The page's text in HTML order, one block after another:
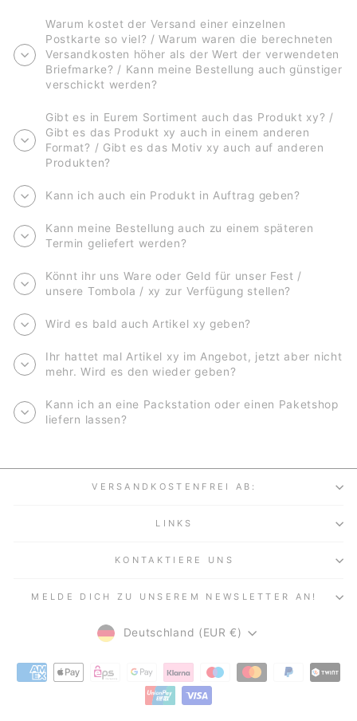
Warum kostet der Versand einer einzelnen
Postkarte so viel? / Warum waren die berechneten
Versandkosten höher als der Wert der verwendeten
Briefmarke? / Kann meine Bestellung auch günstiger
verschickt werden?
Gibt es in Eurem Sortiment auch das Produkt xy? /
Gibt es das Produkt xy auch in einem anderen
Format? / Gibt es das Motiv xy auch auf anderen
Produkten?
Kann ich auch ein Produkt in Auftrag geben?
Kann meine Bestellung auch zu einem späteren
Termin geliefert werden?
Könnt ihr uns Ware oder Geld für unser Fest /
unsere Tombola / xy zur Verfügung stellen?
Wird es bald auch Artikel xy geben?
Ihr hattet mal Artikel xy im Angebot, jetzt aber nicht
mehr. Wird es den wieder geben?
Kann ich an eine Packstation oder einen Paketshop
liefern lassen?
VERSANDKOSTENFREI AB:
LINKS
KONTAKTIERE UNS
MELDE DICH ZU UNSEREM NEWSLETTER AN!
WÄHRUNG
Deutschland (EUR €)